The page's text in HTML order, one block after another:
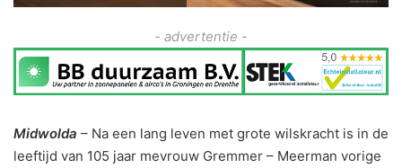
- advertentie -
Midwolda – Na een lang leven met grote wilskracht is in de
leeftijd van 105 jaar mevrouw Gremmer – Meerman vorige